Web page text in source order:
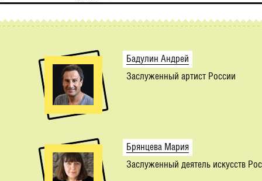
Бадулин Андрей
Заслуженный артист России
Брянцева Мария
Заслуженный деятель искусств